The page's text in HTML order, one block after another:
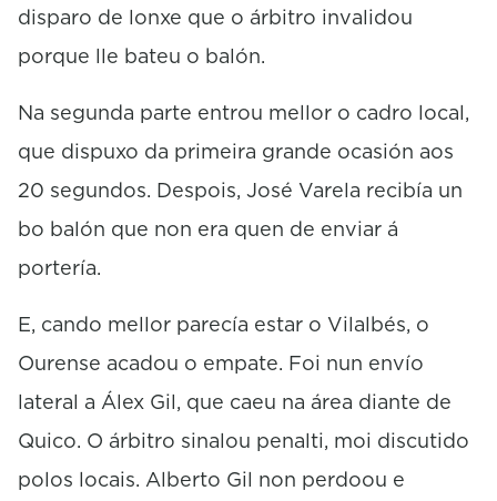
disparo de lonxe que o árbitro invalidou
porque lle bateu o balón.
Na segunda parte entrou mellor o cadro local,
que dispuxo da primeira grande ocasión aos
20 segundos. Despois, José Varela recibía un
bo balón que non era quen de enviar á
portería.
E, cando mellor parecía estar o Vilalbés, o
Ourense acadou o empate. Foi nun envío
lateral a Álex Gil, que caeu na área diante de
Quico. O árbitro sinalou penalti, moi discutido
polos locais. Alberto Gil non perdoou e